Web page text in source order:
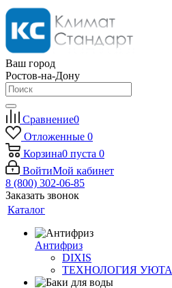
Ваш город
Ростов-на-Дону
Сравнение0
Отложенные 0
Корзина0 пуста 0
ВойтиМой кабинет
8 (800) 302-06-85
Заказать звонок
Каталог
Антифриз
DIXIS
ТЕХНОЛОГИЯ УЮТА